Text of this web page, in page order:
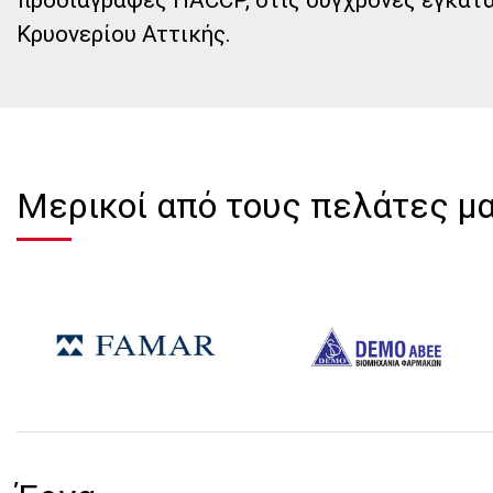
Κρυονερίου Αττικής.
Μερικοί από τους πελάτες